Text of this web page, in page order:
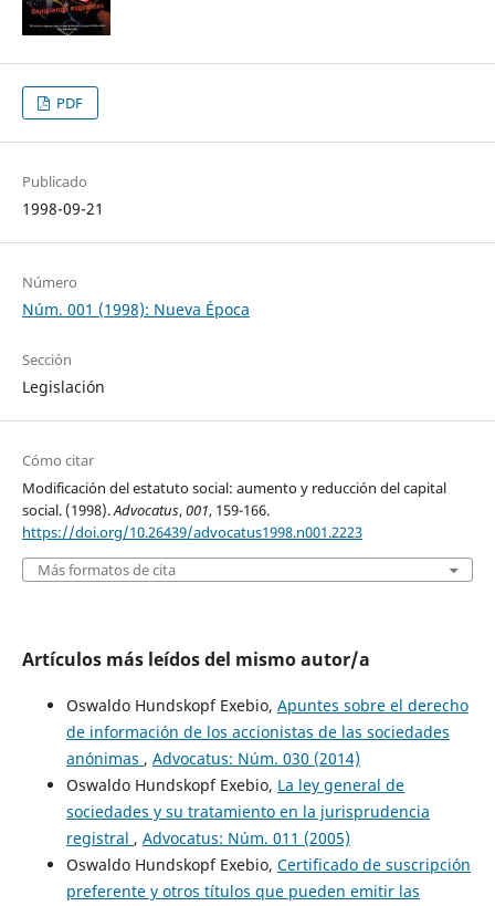
PDF
Publicado
1998-09-21
Número
Núm. 001 (1998): Nueva Época
Sección
Legislación
Cómo citar
Modificación del estatuto social: aumento y reducción del capital
social. (1998).Advocatus,001, 159-166.
https://doi.org/10.26439/advocatus1998.n001.2223
Más formatos de cita
Artículos más leídos del mismo autor/a
Oswaldo Hundskopf Exebio, Apuntes sobre el derecho
de información de los accionistas de las sociedades
anónimas , Advocatus: Núm. 030 (2014)
Oswaldo Hundskopf Exebio, La ley general de
sociedades y su tratamiento en la jurisprudencia
registral , Advocatus: Núm. 011 (2005)
Oswaldo Hundskopf Exebio, Certificado de suscripción
preferente y otros títulos que pueden emitir las